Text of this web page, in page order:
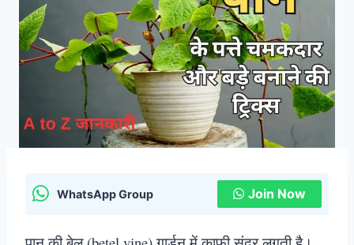
WhatsApp Group Join Now